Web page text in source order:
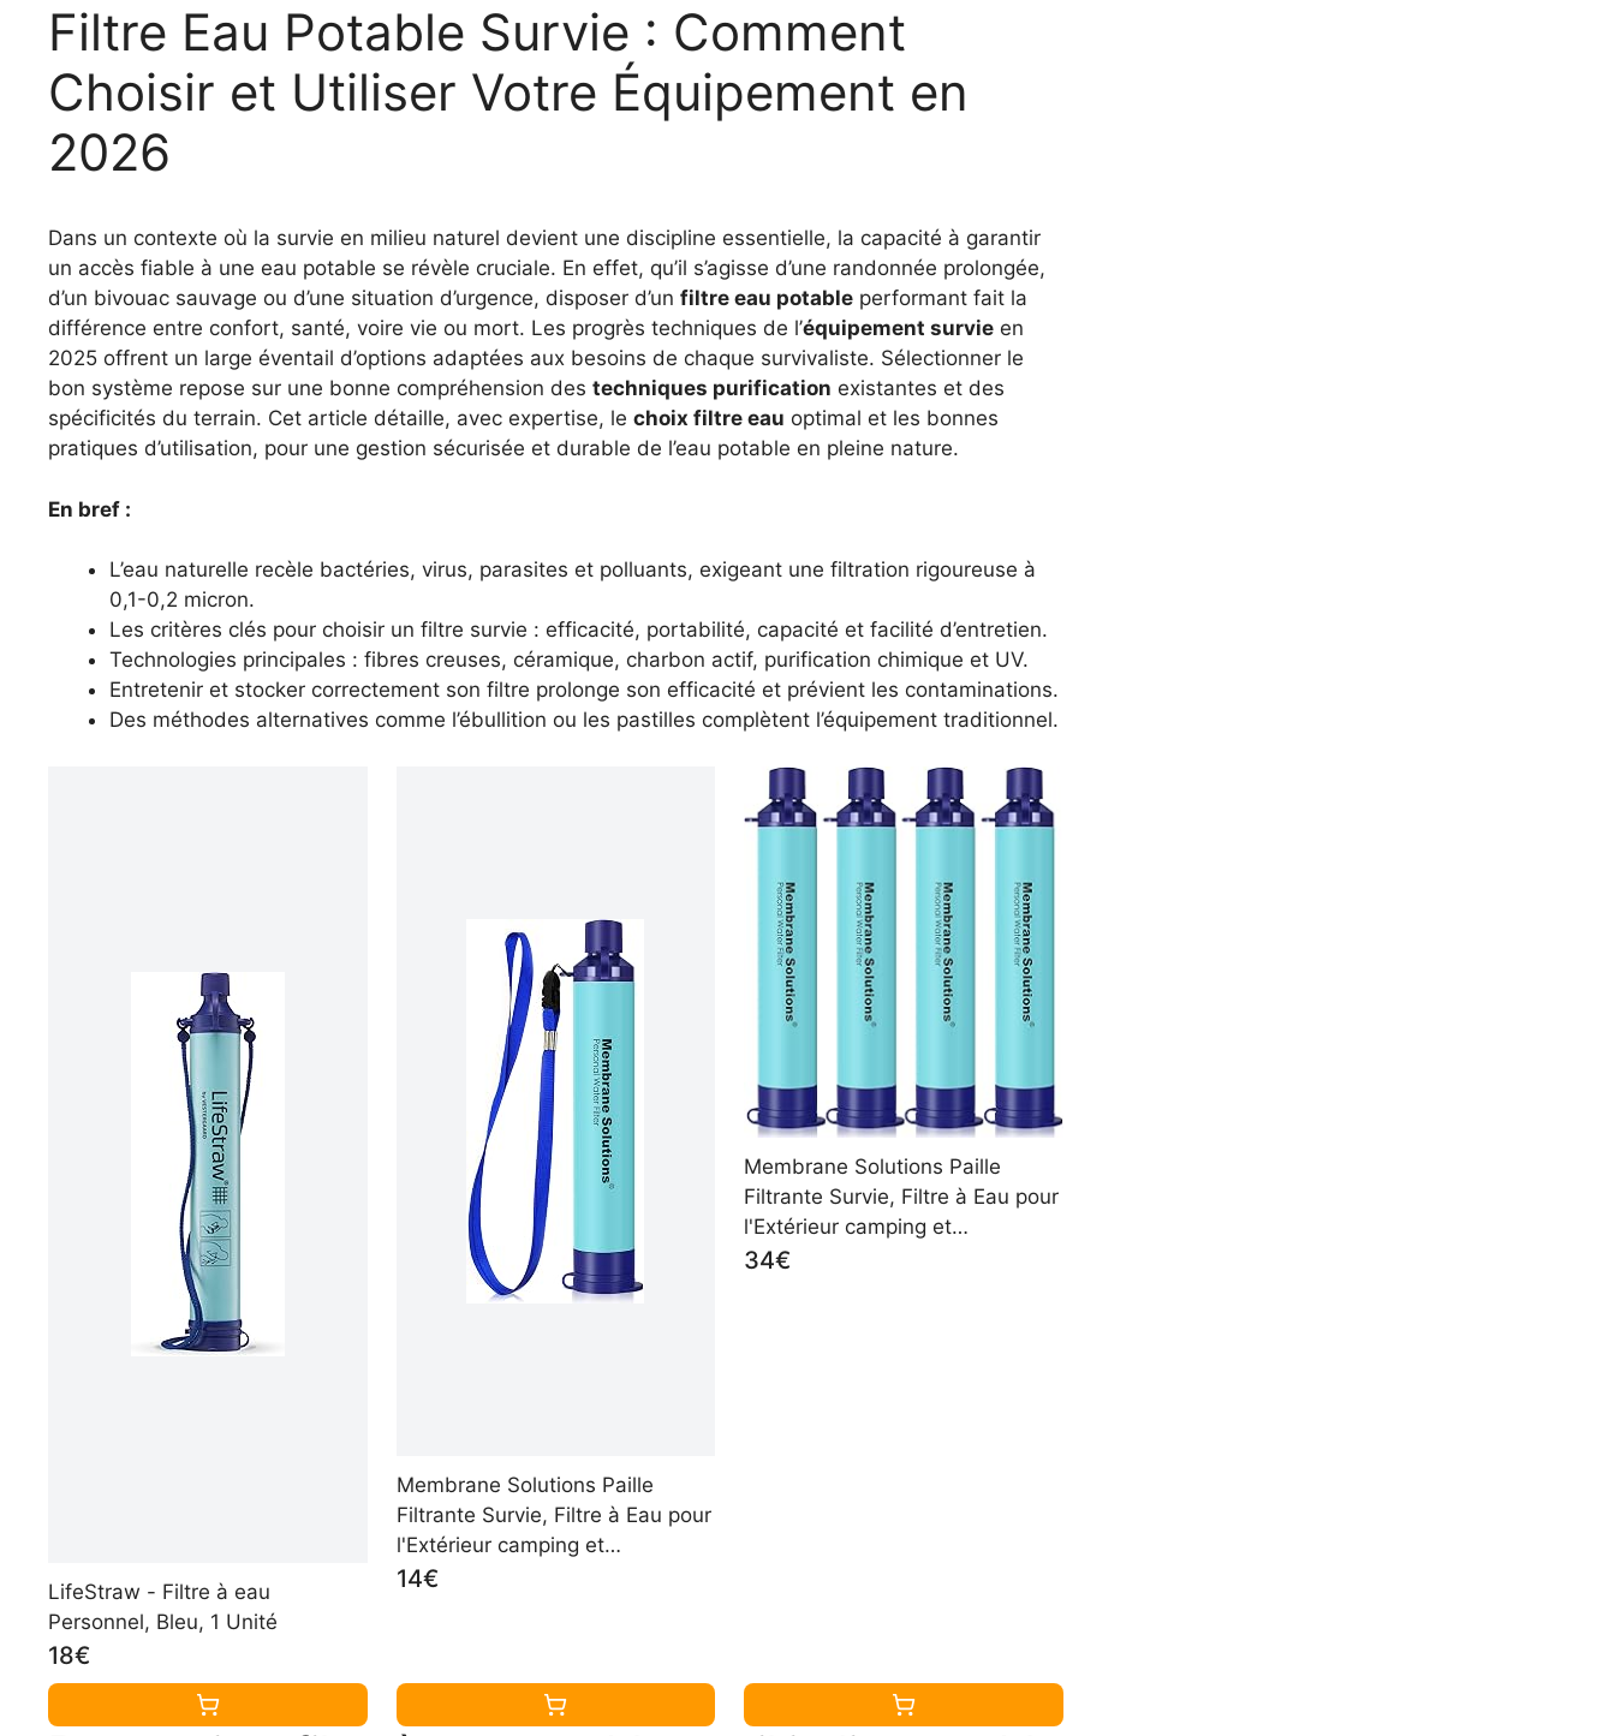
Filtre Eau Potable Survie : Comment
Choisir et Utiliser Votre Équipement en
2026
Dans un contexte où la survie en milieu naturel devient une discipline essentielle, la capacité à garantir
un accès fiable à une eau potable se révèle cruciale. En effet, qu’il s’agisse d’une randonnée prolongée,
d’un bivouac sauvage ou d’une situation d’urgence, disposer d’un filtre eau potable performant fait la
différence entre confort, santé, voire vie ou mort. Les progrès techniques de l’équipement survie en
2025 offrent un large éventail d’options adaptées aux besoins de chaque survivaliste. Sélectionner le
bon système repose sur une bonne compréhension des techniques purification existantes et des
spécificités du terrain. Cet article détaille, avec expertise, le choix filtre eau optimal et les bonnes
pratiques d’utilisation, pour une gestion sécurisée et durable de l’eau potable en pleine nature.
En bref :
L’eau naturelle recèle bactéries, virus, parasites et polluants, exigeant une filtration rigoureuse à
0,1-0,2 micron.
Les critères clés pour choisir un filtre survie : efficacité, portabilité, capacité et facilité d’entretien.
Technologies principales : fibres creuses, céramique, charbon actif, purification chimique et UV.
Entretenir et stocker correctement son filtre prolonge son efficacité et prévient les contaminations.
Des méthodes alternatives comme l’ébullition ou les pastilles complètent l’équipement traditionnel.
LifeStraw - Filtre à eau
Personnel, Bleu, 1 Unité
18€
Membrane Solutions Paille
Filtrante Survie, Filtre à Eau pour
l'Extérieur camping et
randonnée, Élimine 99,9999%
14€
Membrane Solutions Paille
Filtrante Survie, Filtre à Eau pour
l'Extérieur camping et
randonnée, Élimine 99,9999%
34€